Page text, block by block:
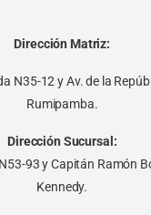
Dirección Matriz:
N35-12 y Av. de la
Rumipamba.
Dirección Sucursal:
93 y Capitán Ramón
Kennedy.